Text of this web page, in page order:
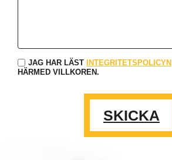
JAG HAR LÄST INTEGRITETSPOLICYN
HÄRMED VILLKOREN.